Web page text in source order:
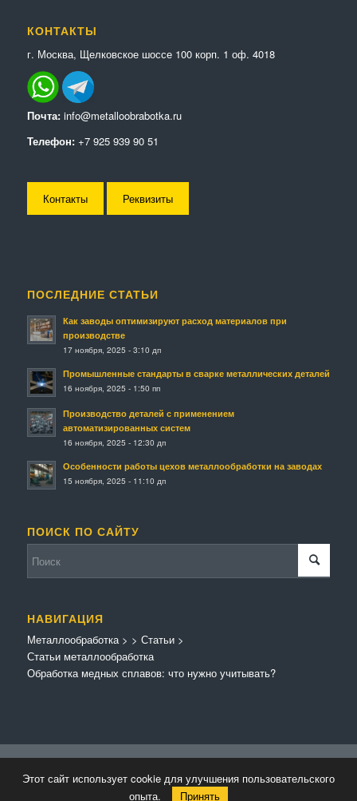
КОНТАКТЫ
г. Москва, Щелковское шоссе 100 корп. 1 оф. 4018
Почта: info@metalloobrabotka.ru
Телефон: +7 925 939 90 51
Контакты Реквизиты
ПОСЛЕДНИЕ СТАТЬИ
Как заводы оптимизируют расход материалов при
производстве
17 ноября, 2025 - 3:10 дп
Промышленные стандарты в сварке металлических деталей
16 ноября, 2025 - 1:50 пп
Производство деталей с применением
автоматизированных систем
16 ноября, 2025 - 12:30 дп
Особенности работы цехов металлообработки на заводах
15 ноября, 2025 - 11:10 дп
ПОИСК ПО САЙТУ
НАВИГАЦИЯ
Металлообработка>
Статьи металлообработка
> Статьи>
Обработка медных сплавов: что нужно учитывать?
Kriesi
Этот сайт использует cookie для улучшения пользовательского
опыта.
Принять